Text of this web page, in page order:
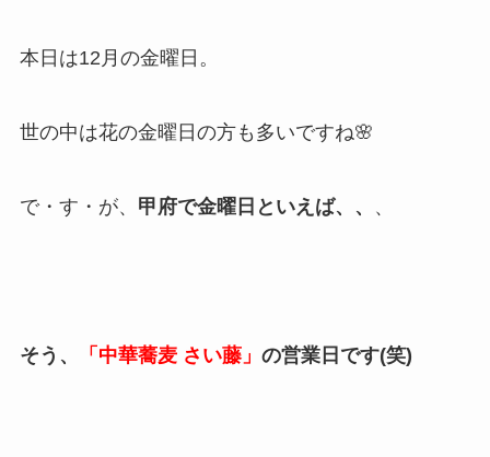
本日は12月の金曜日。
世の中は花の金曜日の方も多いですね🌸
で・す・が、 甲府で金曜日といえば、、 、
そう、 「中華蕎麦 さい藤」 の営業日です(笑)